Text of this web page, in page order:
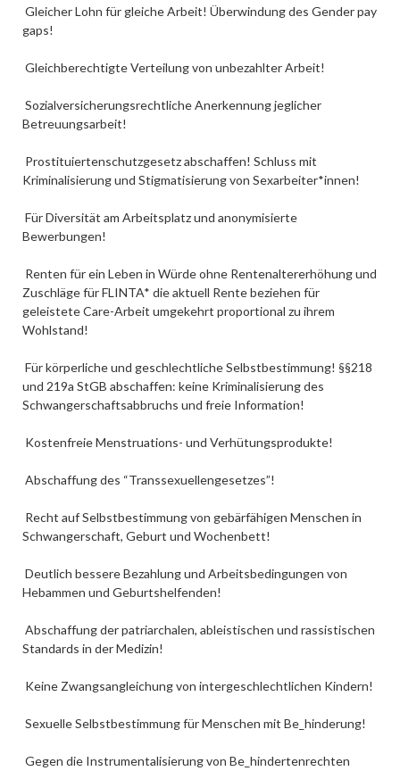
Gleicher Lohn für gleiche Arbeit! Überwindung des Gender pay
gaps!
Gleichberechtigte Verteilung von unbezahlter Arbeit!
Sozialversicherungsrechtliche Anerkennung jeglicher
Betreuungsarbeit!
Prostituiertenschutzgesetz abschaffen! Schluss mit
Kriminalisierung und Stigmatisierung von Sexarbeiter*innen!
Für Diversität am Arbeitsplatz und anonymisierte
Bewerbungen!
Renten für ein Leben in Würde ohne Rentenaltererhöhung und
Zuschläge für FLINTA* die aktuell Rente beziehen für
geleistete Care-Arbeit umgekehrt proportional zu ihrem
Wohlstand!
Für körperliche und geschlechtliche Selbstbestimmung! §§218
und 219a StGB abschaffen: keine Kriminalisierung des
Schwangerschaftsabbruchs und freie Information!
Kostenfreie Menstruations- und Verhütungsprodukte!
Abschaffung des “Transsexuellengesetzes”!
Recht auf Selbstbestimmung von gebärfähigen Menschen in
Schwangerschaft, Geburt und Wochenbett!
Deutlich bessere Bezahlung und Arbeitsbedingungen von
Hebammen und Geburtshelfenden!
Abschaffung der patriarchalen, ableistischen und rassistischen
Standards in der Medizin!
Keine Zwangsangleichung von intergeschlechtlichen Kindern!
Sexuelle Selbstbestimmung für Menschen mit Be_hinderung!
Gegen die Instrumentalisierung von Be_hindertenrechten